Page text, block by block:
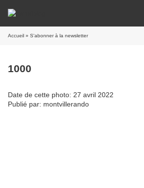
Accueil » S'abonner à la newsletter
1000
Date de cette photo: 27 avril 2022
Publié par: montvillerando